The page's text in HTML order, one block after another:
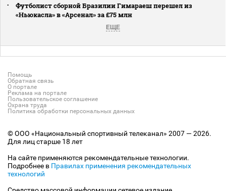
Футболист сборной Бразилии Гимараеш перешел из
«Ньюкасла» в «Арсенал» за £75 млн
ЕЩЕ
Помощь
Обратная связь
О портале
Реклама на портале
Пользовательское соглашение
Охрана труда
Политика обработки персональных данных
© ООО «Национальный спортивный телеканал» 2007 — 2026.
Для лиц старше 18 лет
На сайте применяются рекомендательные технологии.
Подробнее в Правилах применения рекомендательных
технологий